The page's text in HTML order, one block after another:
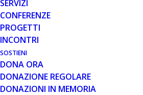
SERVIZI
CONFERENZE
PROGETTI
INCONTRI
SOSTIENI
DONA ORA
DONAZIONE REGOLARE
DONAZIONI IN MEMORIA
GENERALE